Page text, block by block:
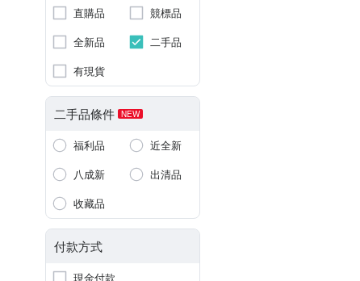
直購品
競標品
全新品
二手品
有現貨
二手品條件 NEW
福利品
近全新
八成新
出清品
收藏品
付款方式
現金付款